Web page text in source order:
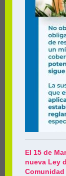
El 15 de
nueva Ley
Comunidad